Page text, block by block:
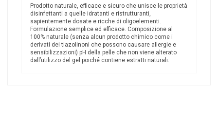
Prodotto naturale, efficace e sicuro che unisce le proprietà
disinfettanti a quelle idratanti e ristrutturanti,
sapientemente dosate e ricche di oligoelementi.
Formulazione semplice ed efficace. Composizione al
100% naturale (senza alcun prodotto chimico come i
derivati dei tiazolinoni che possono causare allergie e
sensibilizzazioni) pH della pelle che non viene alterato
dall’utilizzo del gel poiché contiene estratti naturali.